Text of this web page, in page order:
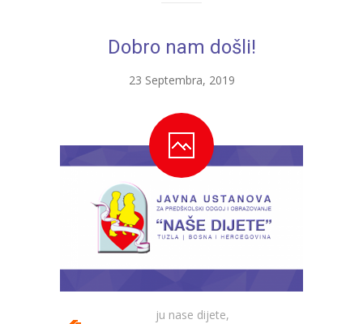
Dobro nam došli!
23 Septembra, 2019
ju nase dijete,